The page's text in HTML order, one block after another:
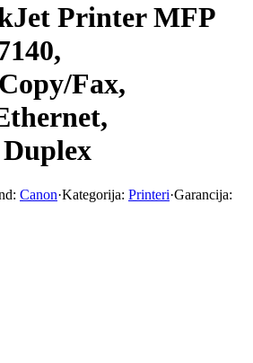
Printer MFP
Fax,
Canon·Kategorija: Printeri·Garancija: